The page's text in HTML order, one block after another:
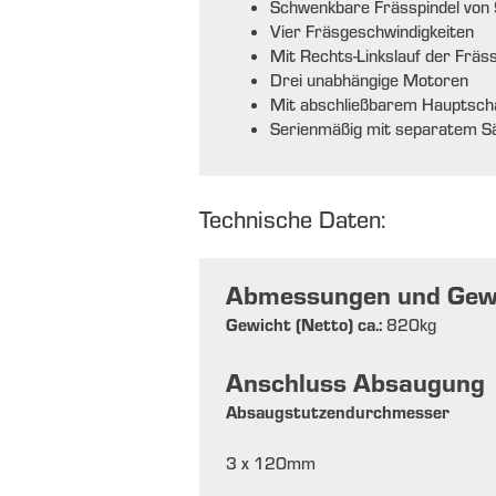
Schwenkbare Frässpindel
Vier Fräsgeschwindigkeiten
Mit Rechts-Linkslauf der
Drei unabhängige Motoren
Mit abschließbarem
Serienmäßig mit separatem
Technische Daten:
Abmessungen und
Gewicht (Netto) ca.: 820kg
Anschluss Absaugung
Absaugstutzendurchmesser
3 x 120mm